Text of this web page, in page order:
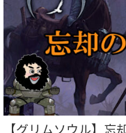
【グリムソウル】忘